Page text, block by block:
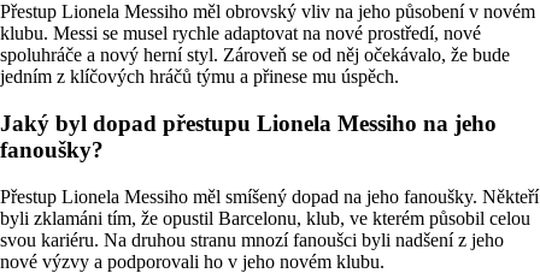
Přestup Lionela Messiho měl obrovský vliv na jeho působení v novém
klubu. Messi se musel rychle adaptovat na nové prostředí, nové
spoluhráče a nový herní styl. Zároveň se od něj očekávalo, že bude
jedním z klíčových hráčů týmu a přinese mu úspěch.
Jaký byl dopad přestupu Lionela Messiho na jeho
fanoušky?
Přestup Lionela Messiho měl smíšený dopad na jeho fanoušky. Někteří
byli zklamáni tím, že opustil Barcelonu, klub, ve kterém působil celou
svou kariéru. Na druhou stranu mnozí fanoušci byli nadšení z jeho
nové výzvy a podporovali ho v jeho novém klubu.